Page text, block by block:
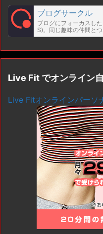
ブログサークル
ブログにフォーカスし
S)。同じ趣味の仲間とつ
Live Fit でオンライン
Live Fitオンラインパーソ